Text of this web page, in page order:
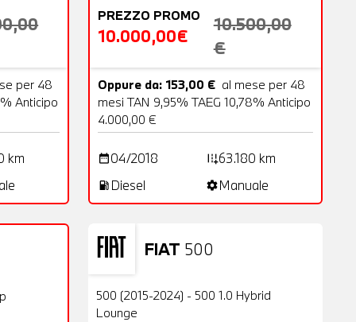
per 48
Anticipo
km
PREZZO PROMO
10.000,00€
10.500,00
€
Oppure da: 153,00 € al mese per 48
mesi TAN 9,95% TAEG 10,78% Anticipo
4.000,00 €
date_range04/2018 add_road63.180 km
local_gas_station Diesel settingsManuale
FIAT 500
Usato
500 (2015-2024) - 500 1.0 Hybrid
Lounge